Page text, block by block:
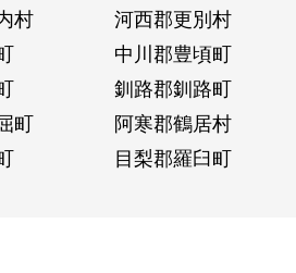
村 河西郡更別村
中川郡豊頃町
釧路郡釧路町
町 阿寒郡鶴居村
目梨郡羅臼町